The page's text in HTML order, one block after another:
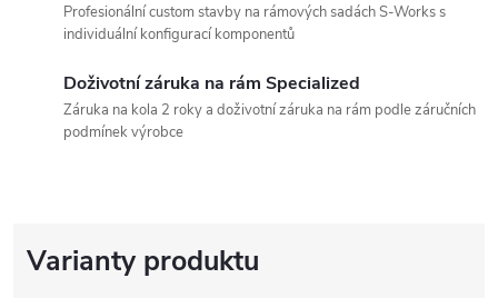
Profesionální custom stavby na rámových sadách S-Works s
individuální konfigurací komponentů
Doživotní záruka na rám Specialized
Záruka na kola 2 roky a doživotní záruka na rám podle záručních
podmínek výrobce